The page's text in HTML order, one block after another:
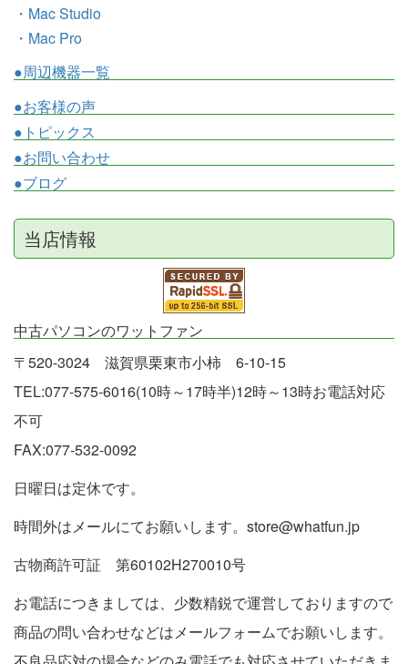
・Mac Studio
・Mac Pro
●周辺機器一覧
●お客様の声
●トピックス
●お問い合わせ
●ブログ
当店情報
中古パソコンのワットファン
〒520-3024 滋賀県栗東市小柿 6-10-15
TEL:077-575-6016(10時～17時半)12時～13時お電話対応
不可
FAX:077-532-0092
日曜日は定休です。
時間外はメールにてお願いします。store@whatfun.jp
古物商許可証 第60102H270010号
お電話につきましては、少数精鋭で運営しておりますので
商品の問い合わせなどはメールフォームでお願いします。